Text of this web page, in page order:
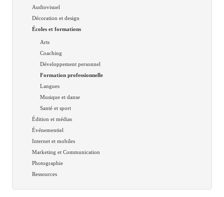
Audiovisuel
Décoration et design
Écoles et formations
Arts
Coaching
Développement personnel
Formation professionnelle
Langues
Musique et danse
Santé et sport
Édition et médias
Événementiel
Internet et mobiles
Marketing et Communication
Photographie
Ressources